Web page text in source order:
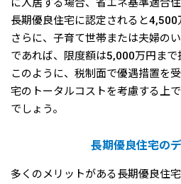
に入居する場合、省エネ基準適合
長期優良住宅に認定されると4,500
さらに、子育て世帯または夫婦の
であれば、限度額は5,000万円まで
このように、税制面で優遇措置を
宅のトータルコストを考慮する上
でしょう。
長期優良住宅の
多くのメリットがある長期優良住